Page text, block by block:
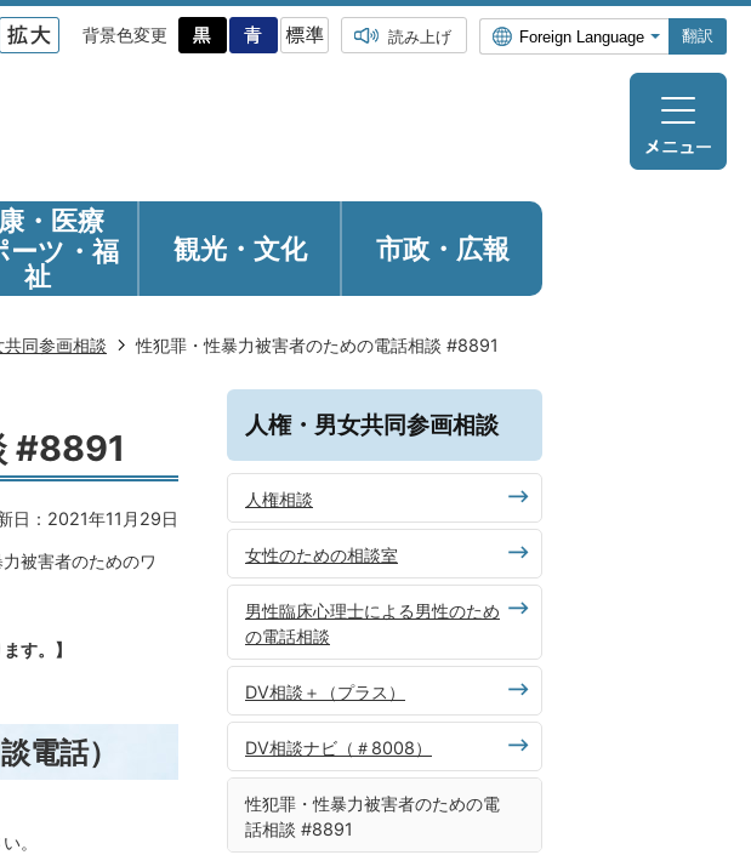
背景色変更 読み上げ 翻訳
・医療
ーツ・福
祉
観光・ 文化 市政・広報
共同参画相談 性犯罪・性暴力被害者のための電話相談 #8891
#8891
日：2021年11月29日
被害者のためのワ
す。】
電話）
。
人権・男女共同参画相談
人権相談
女性のための相談室
男性臨床心理士による男性のため
の電話相談
DV相談＋（プラス）
DV相談ナビ（＃8008）
性犯罪・性暴力被害者のための電
話相談 #8891